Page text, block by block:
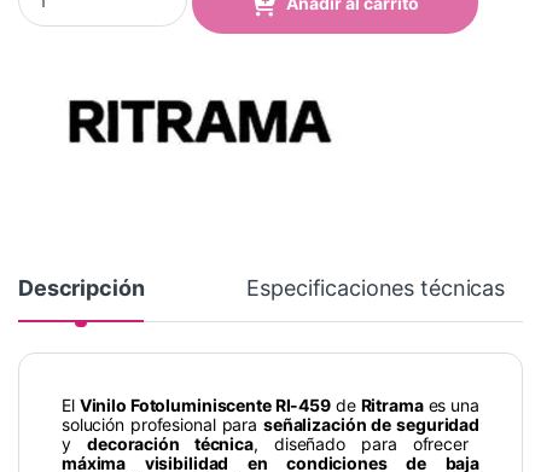
Descripción Especificaciones técnicas
El Vinilo Fotoluminiscente RI-459de Ritramaes una
solución profesional paraseñalización de seguridad
ydecoración técnica, diseñado para ofrecer
máxima visibilidad en condiciones de baja